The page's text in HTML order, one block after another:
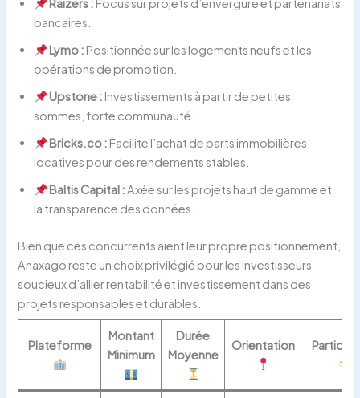
Raizers : Focus sur projets d’envergure et partenariats
bancaires.
Lymo : Positionnée sur les logements neufs et les
opérations de promotion.
Upstone : Investissements à partir de petites
sommes, forte communauté.
Bricks.co : Facilite l’achat de parts immobilières
locatives pour des rendements stables.
Baltis Capital :Axée sur les projets haut de gamme et
la transparence des données.
Bien que ces concurrents aient leur propre positionnement,
Anaxago reste un choix privilégié pour les investisseurs
soucieux d’allier rentabilité et investissement dans des
projets responsables et durables.
Plateforme
Montant
Minimum
Durée
Moyenne
Orientation